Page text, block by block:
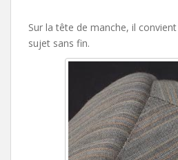
Sur la tête de manche, il convient
sujet sans fin.